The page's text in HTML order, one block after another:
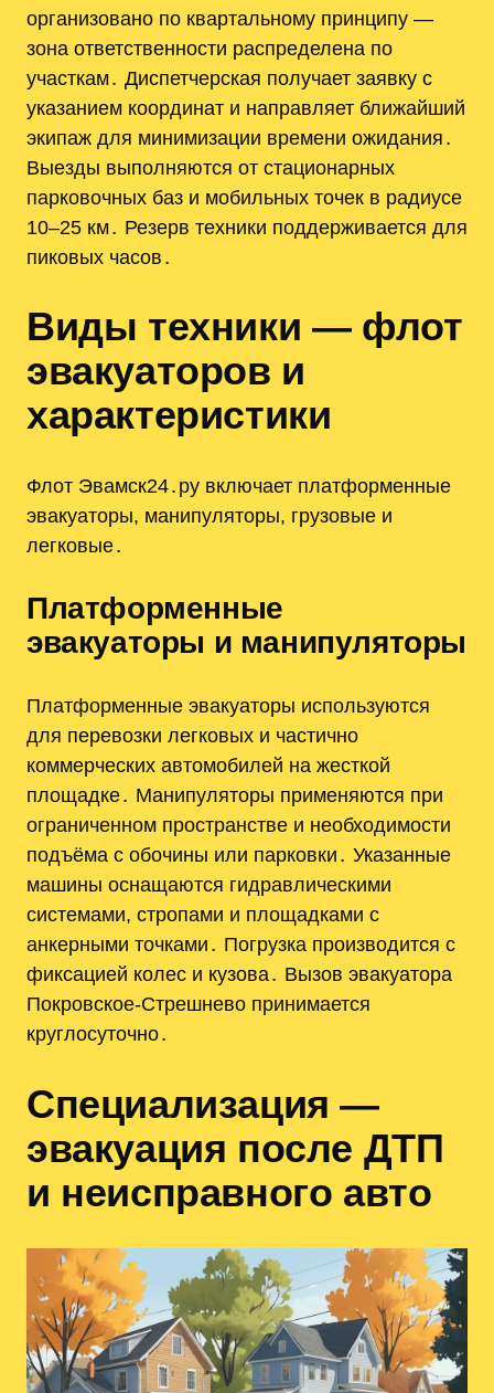
организовано по квартальному принципу —
зона ответственности распределена по
участкам․ Диспетчерская получает заявку с
указанием координат и направляет ближайший
экипаж для минимизации времени ожидания․
Выезды выполняются от стационарных
парковочных баз и мобильных точек в радиусе
10–25 км․ Резерв техники поддерживается для
пиковых часов․
Виды техники — флот
эвакуаторов и
характеристики
Флот Эвамск24․ру включает платформенные
эвакуаторы, манипуляторы, грузовые и
легковые․
Платформенные
эвакуаторы и манипуляторы
Платформенные эвакуаторы используются
для перевозки легковых и частично
коммерческих автомобилей на жесткой
площадке․ Манипуляторы применяются при
ограниченном пространстве и необходимости
подъёма с обочины или парковки․ Указанные
машины оснащаются гидравлическими
системами, стропами и площадками с
анкерными точками․ Погрузка производится с
фиксацией колес и кузова․ Вызов эвакуатора
Покровское-Стрешнево принимается
круглосуточно․
Специализация —
эвакуация после ДТП
и неисправного авто